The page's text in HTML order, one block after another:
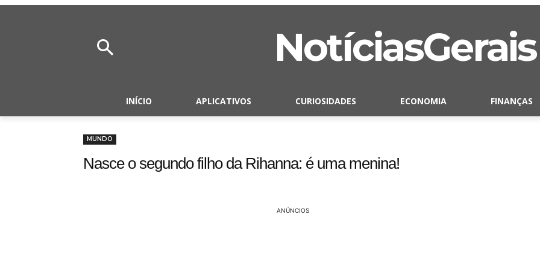
NotíciasGerais
INÍCIO APLICATIVOS CURIOSIDADES ECONOMIA FINANÇAS
MUNDO
Nasce o segundo filho da Rihanna: é uma menina!
ANÚNCIOS